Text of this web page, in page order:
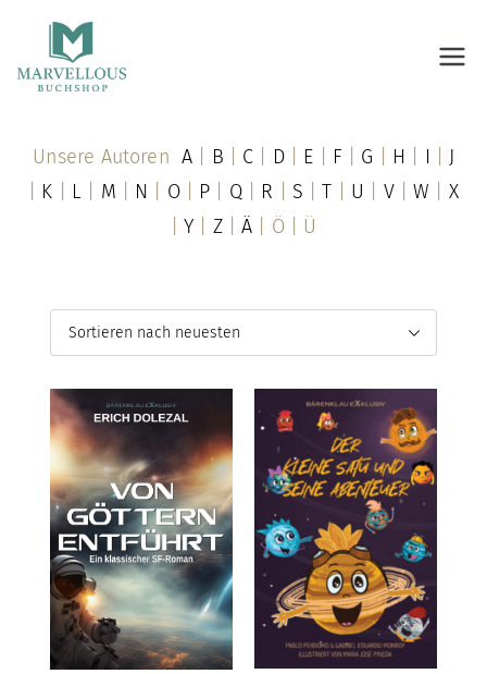
Unsere AutorenA B C D| E F G H I
J
K L M N O| P Q| R S |T U V|W
X
Y Z|Ä | Ö | Ü